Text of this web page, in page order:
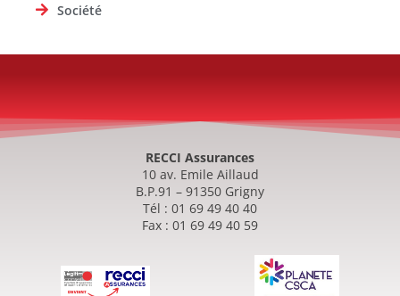
Société
RECCI Assurances
10 av. Emile Aillaud
B.P.91 – 91350 Grigny
Tél : 01 69 49 40 40
Fax : 01 69 49 40 59